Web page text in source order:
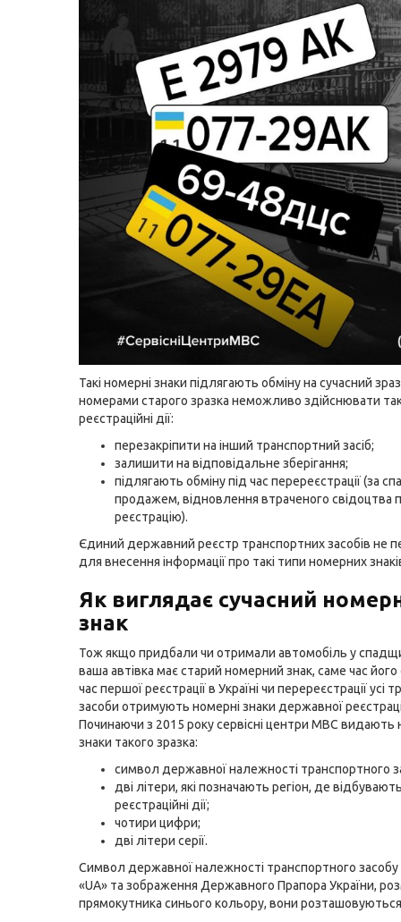
Такі номерні знаки підлягають обміну на сучасний
номерами старого зразка неможливо здійснювати
реєстраційні дії:
перезакріпити на інший транспортний засіб;
залишити на відповідальне зберігання;
підлягають обміну під час перереєстрації (за
продажем, відновлення втраченого свідоцтва
реєстрацію).
Єдиний державний реєстр транспортних засобів не
для внесення інформації про такі типи номерних
Як виглядає сучасний
знак
Тож якщо придбали чи отримали автомобіль у
ваша автівка має старий номерний знак, саме час
час першої реєстрації в Україні чи перереєстрації усі
засоби отримують номерні знаки державної
Починаючи з 2015 року сервісні центри МВС видають
знаки такого зразка:
символ державної належності транспортного
дві літери, які позначають регіон, де
реєстраційні дії;
чотири цифри;
дві літери серії.
Символ державної належності транспортного засобу
«UA» та зображення Державного Прапора України,
прямокутника синього кольору, вони розташовуються